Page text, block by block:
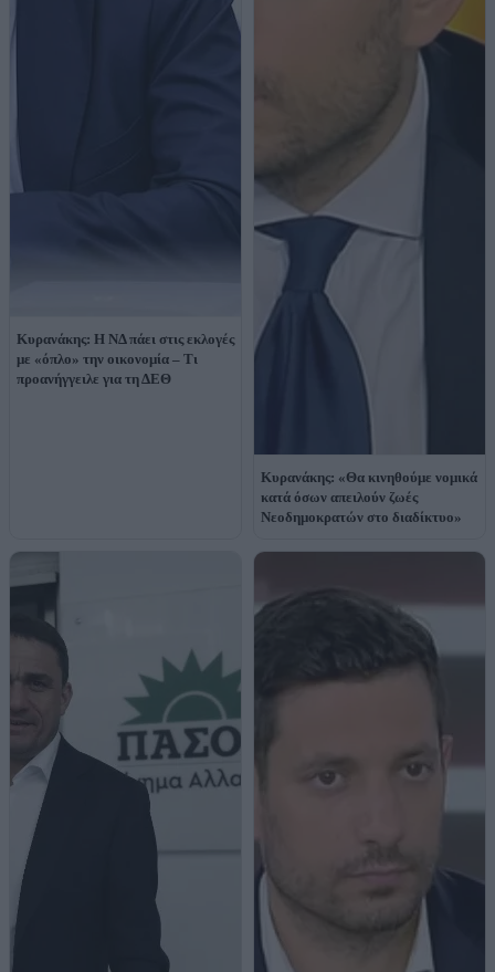
Κυρανάκης: Η ΝΔ πάει στις εκλογές
με «όπλο» την οικονομία – Τι
προανήγγειλε για τη ΔΕΘ
Κυρανάκης: «Θα κινηθούμε νομικά
κατά όσων απειλούν ζωές
Νεοδημοκρατών στο διαδίκτυο»